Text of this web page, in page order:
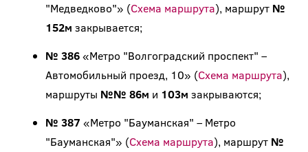
"Медведково"» (Схема маршрута), маршрут №
152м закрывается;
№ 386«Метро "Волгоградский проспект" –
Автомобильный проезд, 10» (Схема маршрута),
маршруты №№ 86м и 103м закрываются;
№ 387 «Метро "Бауманская" – Метро
"Бауманская"» (Схема маршрута), маршрут №